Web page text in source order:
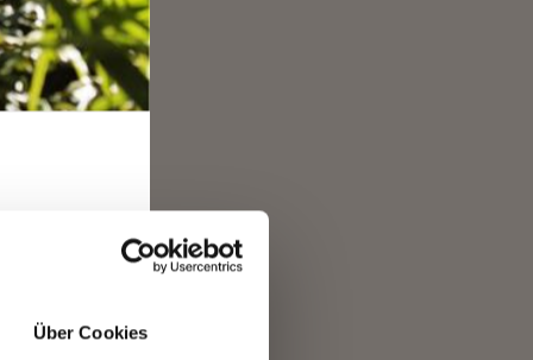
Über Cookies